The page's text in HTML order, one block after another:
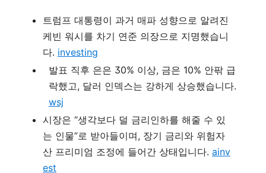
트럼프 대통령이 과거 매파 성향으로 알려진
케빈 워시를 차기 연준 의장으로 지명했습니
다. investing
발표 직후 은은 30% 이상, 금은 10% 안팎 급
락했고, 달러 인덱스는 강하게 상승했습니다.
wsj
시장은 “생각보다 덜 금리인하를 해줄 수 있
는 인물”로 받아들이며, 장기 금리와 위험자
산 프리미엄 조정에 들어간 상태입니다. ainv
est